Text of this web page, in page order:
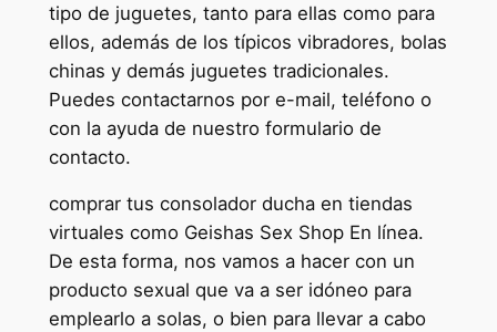
tipo de juguetes, tanto para ellas como para
ellos, además de los típicos vibradores, bolas
chinas y demás juguetes tradicionales.
Puedes contactarnos por e-mail, teléfono o
con la ayuda de nuestro formulario de
contacto.
comprar tus consolador ducha en tiendas
virtuales como Geishas Sex Shop En línea.
De esta forma, nos vamos a hacer con un
producto sexual que va a ser idóneo para
emplearlo a solas, o bien para llevar a cabo